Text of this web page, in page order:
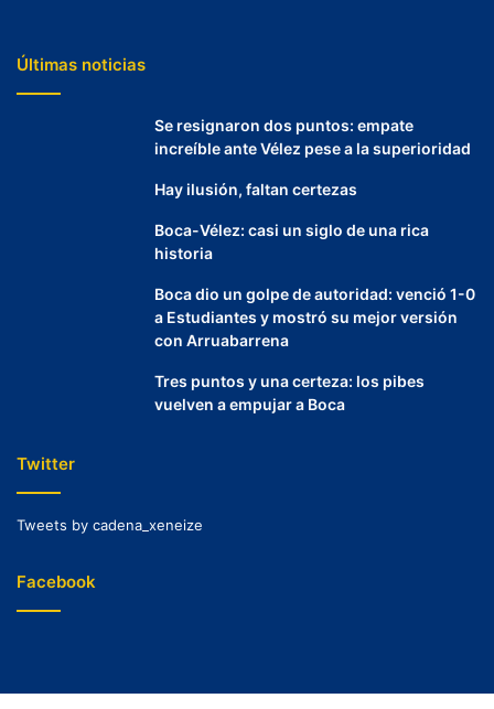
Últimas noticias
Se resignaron dos puntos: empate
increíble ante Vélez pese a la superioridad
Hay ilusión, faltan certezas
Boca-Vélez: casi un siglo de una rica
historia
Boca dio un golpe de autoridad: venció 1-0
a Estudiantes y mostró su mejor versión
con Arruabarrena
Tres puntos y una certeza: los pibes
vuelven a empujar a Boca
Twitter
Tweets by cadena_xeneize
Facebook